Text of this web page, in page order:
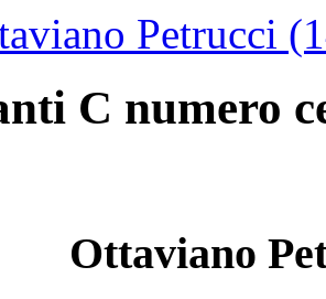
Petrucci
C numero
Ottaviano